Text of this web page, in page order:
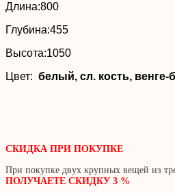
Длина:800
Глубина:455
Высота:1050
Цвет: белый, сл. кость, венге-
СКИДКА ПРИ ПОКУПКЕ
При покупке двух крупных вещей из
ПОЛУЧАЕТЕ СКИДКУ 3 %